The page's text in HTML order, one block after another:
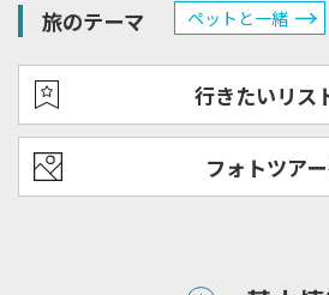
旅のテーマ ペットと一緒
行きたいリス
フォトツア